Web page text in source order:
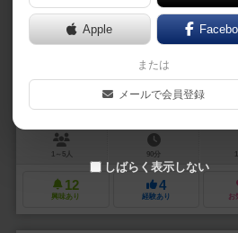
クトゥルフ ～死もまた死すべし
Cthulhu: Death May Die –
1～5人 90分
12
興味あり
4
経験あり お
Apple
または
メールで会員登録
しばらく表示しない